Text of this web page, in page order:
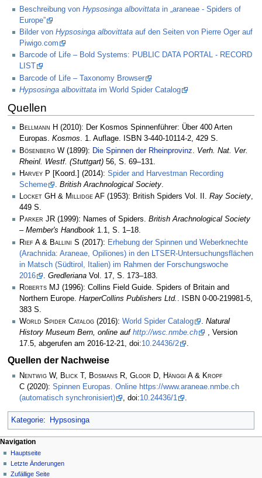
Beschreibung von Hypsosinga albovittata in „araneae - Spiders of
Europe”
Bilder von Hypsosinga albovittata auf den Seiten von Pierre Oger auf
Piwigo.com
Barcode of Life – Bold Systems: PUBLIC DATA PORTAL - RECORD
LIST
Barcode of Life – Taxonomy Browser
Hypsosinga albovittata im World Spider Catalog
Quellen
Bellmann H (2010): Der Kosmos Spinnenführer: Über 400 Arten
Europas. Kosmos. 1. Auflage. ISBN 3-440-10114-2, 429 S.
Bösenberg W (1899): Die Spinnen der Rheinprovinz
Verh. Nat. Ver.
Rheinl. Westf. (Stuttgart) 56, S. 69–131.
Harvey P [Koord.] (2014): Spider and Harvestman Recording
Scheme
British Arachnological Society
Locket GH & Millidge AF (1953): British Spiders Vol. II. Ray Society,
449 S.
Parker JR (1999): Names of Spiders. British Arachnological Society
– Member's Handbook 1.1, S. 1–18.
Rief A & Ballini S (2017): Erhebung der Spinnen und Weberknechte
(Arachnida: Araneae, Opiliones) in den LTSER-Untersuchungsflächen
in Matsch (Südtirol, Italien) im Rahmen der Forschungswoche
2016
Gredleriana Vol. 17, S. 173–183.
Roberts MJ (1996): Collins Field Guide. Spiders of Britain and
Northern Europe. HarperCollins Publishers Ltd. . ISBN 0-00-219981-5,
383 S.
World Spider Catalog (2016): World Spider Catalog . Natural
History Museum Bern, online auf http://wsc.nmbe.ch
, Version
17.5, abgerufen am 2016-12-21, doi:10.24436/2 .
Quellen der Nachweise
Nentwig W, Blick T, Bosmans R, Gloor D, Hänggi A & Kropf
C (2020): Spinnen Europas. Online https://www.araneae.nmbe.ch
(automatisch synchronisiert)
, doi:10.24436/1 .
Kategorie: Hypsosinga
Navigation
Hauptseite
Letzte Änderungen
Zufällige Seite